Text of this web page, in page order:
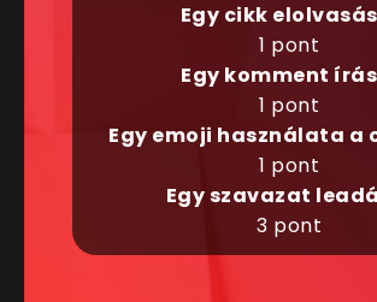
Egy cikk
1 pont
Egy komment
1 pont
Egy emoji használata a
1 pont
Egy szavazat
3 pont